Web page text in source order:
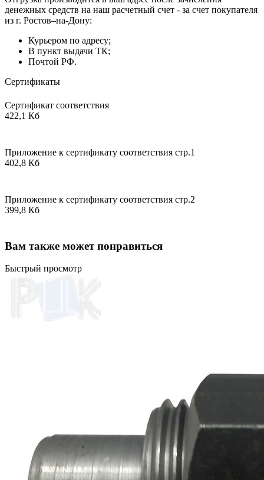
денежных средств на наш расчетный счет - за счет покупателя
из г. Ростов–на-Дону:
Курьером по адресу;
В пункт выдачи ТК;
Почтой РФ.
Сертификаты
Сертификат соответствия
422,1 Кб
Приложение к сертификату соответствия стр.1
402,8 Кб
Приложение к сертификату соответствия стр.2
399,8 Кб
Вам также может понравиться
Быстрый просмотр